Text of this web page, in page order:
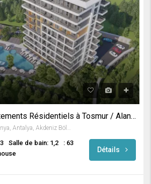
Nouveaux Appartements Résidentiels à Tosmur / Alanya
Salle de bain: 1,2
: 63
Détails